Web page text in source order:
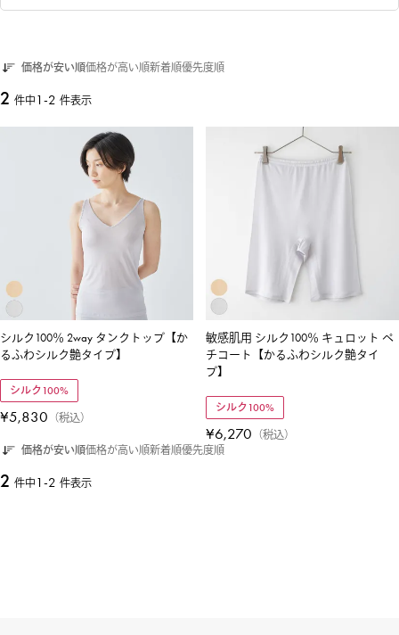
価格が安い順価格が高い順新着順優先度順
2 件中 1-2 件表示
シルク100％ 2way タンクトップ【か
るふわシルク艶タイプ】
シルク100%
¥5,830 税込
敏感肌用 シルク100％ キュロット ペ
チコート【かるふわシルク艶タイ
プ】
シルク100%
¥6,270
税込
価格が安い順価格が高い順新着順優先度順
2 件中 1-2 件表示